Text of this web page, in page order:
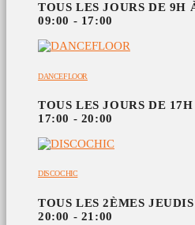
TOUS LES JOURS DE 9H
09:00 - 17:00
DANCEFLOOR
TOUS LES JOURS DE
17:00 - 20:00
DISCOCHIC
TOUS LES 2ÈMES
20:00 - 21:00